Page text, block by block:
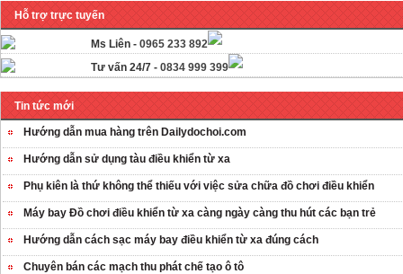
Hỗ trợ trực tuyến
Ms Liên - 0965 233 892
Tư vấn 24/7 - 0834 999 399
Tin tức mới
Hướng dẫn mua hàng trên Dailydochoi.com
Hướng dẫn sử dụng tàu điều khiển từ xa
Phụ kiên là thứ không thể thiếu với việc sửa chữa đồ chơi điều khiển
Máy bay Đồ chơi điều khiển từ xa càng ngày càng thu hút các bạn trẻ
Hướng dẫn cách sạc máy bay điều khiển từ xa đúng cách
Chuyên bán các mạch thu phát chế tạo ô tô
OT35 robot lắp